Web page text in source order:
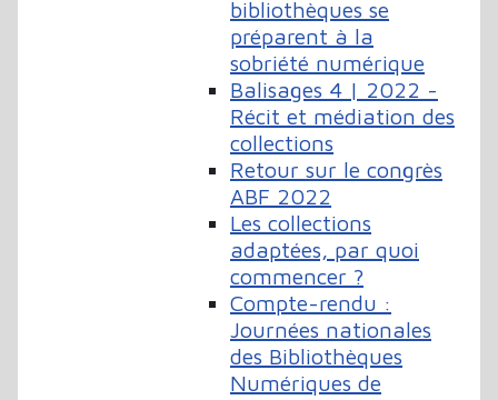
bibliothèques se
préparent à la
sobriété numérique
Balisages 4 | 2022 -
Récit et médiation des
collections
Retour sur le congrès
ABF 2022
Les collections
adaptées, par quoi
commencer ?
Compte-rendu :
Journées nationales
des Bibliothèques
Numériques de